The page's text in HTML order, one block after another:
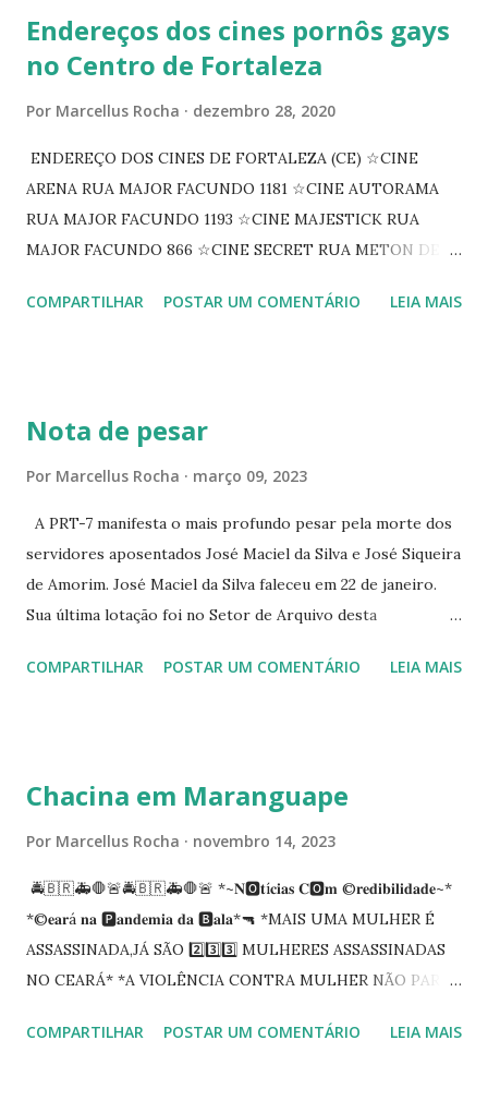
Endereços dos cines pornôs gays
no Centro de Fortaleza
Por Marcellus Rocha dezembro 28, 2020
ENDEREÇO DOS CINES DE FORTALEZA (CE) ☆CINE
ARENA RUA MAJOR FACUNDO 1181 ☆CINE AUTORAMA
RUA MAJOR FACUNDO 1193 ☆CINE MAJESTICK RUA
MAJOR FACUNDO 866 ☆CINE SECRET RUA METON DE
PEIXOTO 1307 ☆CINE IRIS RUA FLORIANO PEIXOTO 1206
☆CINE VIP CLUBE RUA 24 DE MAIO 825 ☆CINE ECLIPSE
COMPARTILHAR POSTAR UM COMENTÁRIO LEIA MAIS
Nota de pesar
Por Marcellus Rocha março 09, 2023
A PRT-7 manifesta o mais profundo pesar pela morte dos
servidores aposentados José Maciel da Silva e José Siqueira
de Amorim. José Maciel da Silva faleceu em 22 de janeiro.
Sua última lotação foi no Setor de Arquivo desta
Siqueira Amorim faleceu em 28 de fevereiro e encerrou a
enquanto atuaram nesta instituição.
COMPARTILHAR POSTAR UM COMENTÁRIO LEIA MAIS
Chacina em Maranguape
Por Marcellus Rocha novembro 14, 2023
🚔🇧🇷🚑🛑🚨🚔🇧🇷🚑🛑🚨 *~𝐍🅾️𝐭í𝐜𝐢𝐚𝐬 𝐂🅾️𝐦 ©️𝐫𝐞𝐝𝐢𝐛𝐢𝐥𝐢𝐝𝐚𝐝𝐞~*
*©️𝐞𝐚𝐫á 𝐧𝐚 🅿️𝐚𝐧𝐝𝐞𝐦𝐢𝐚 𝐝𝐚 🅱️𝐚𝐥𝐚*🔫 *MAIS UMA MULHER É
ASSASSINADA,JÁ SÃO 2️⃣3️⃣3️⃣ MULHERES ASSASSINADAS
NO CEARÁ* *A VIOLÊNCIA CONTRA MULHER NÃO PARA
informações quarto pessoas foram executadas no Distrito
COMPARTILHAR POSTAR UM COMENTÁRIO LEIA MAIS